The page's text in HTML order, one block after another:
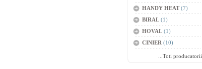
HANDY HEAT(7)
BIRAL (1)
HOVAL (1)
CINIER (10)
...Toti producatorii